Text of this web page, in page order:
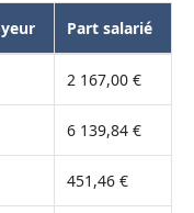
Part salarié
2 167,00 €
6 139,84 €
451,46 €